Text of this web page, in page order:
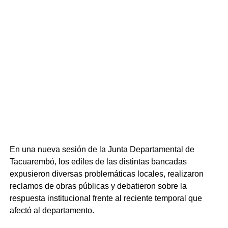
En una nueva sesión de la Junta Departamental de
Tacuarembó, los ediles de las distintas bancadas
expusieron diversas problemáticas locales, realizaron
reclamos de obras públicas y debatieron sobre la
respuesta institucional frente al reciente temporal que
afectó al departamento.